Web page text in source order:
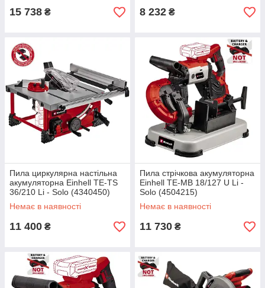
15 738 ₴ 8 232 ₴
Пила циркулярна настільна
акумуляторна Einhell TE-TS
36/210 Li - Solo (4340450)
Немає в наявності
11 400 ₴
Пила стрічкова акумуляторна
Einhell TE-MB 18/127 U Li -
Solo (4504215)
Немає в наявності
11 730 ₴